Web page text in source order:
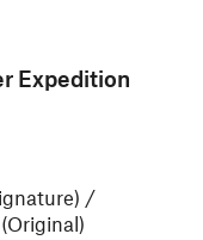
Expedition
/